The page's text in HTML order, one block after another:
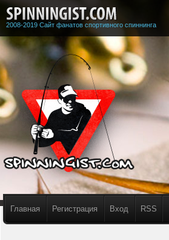
2008-2019 Сайт фанатов спортивного спиннинга
Главная Регистрация Вход RSS